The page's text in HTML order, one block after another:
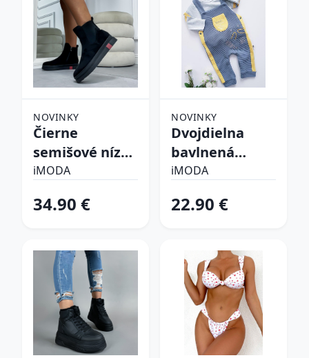
NOVINKY
Čierne
semišové nízke
čižmy
iMODA
34.90 €
NOVINKY
Dvojdielna
bavlnená
súprava
iMODA
22.90 €